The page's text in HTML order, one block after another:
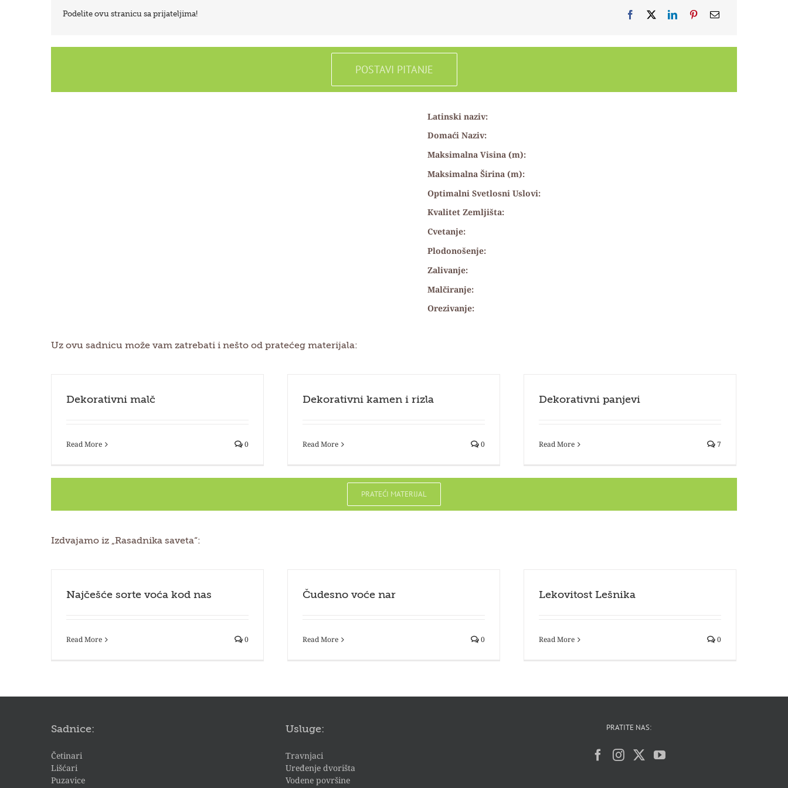
Podelite ovu stranicu sa prijateljima!
POSTAVI PITANJE
Latinski naziv:
Domaći Naziv:
Maksimalna Visina (m):
Maksimalna Širina (m):
Optimalni Svetlosni Uslovi:
Kvalitet Zemljišta:
Cvetanje:
Plodonošenje:
Zalivanje:
Malčiranje:
Orezivanje:
Uz ovu sadnicu može vam zatrebati i nešto od pratećeg materijala:
Dekorativni malč
Read More 0
Dekorativni kamen i rizla
Read More 0
Dekorativni panjevi
Read More 7
PRATEĆI MATERIJAL
Izdvajamo iz „Rasadnika saveta“:
Najčešće sorte voća kod nas
Read More 0
Čudesno voće nar
Read More 0
Lekovitost Lešnika
Read More 0
Sadnice:
Četinari
Lišćari
Puzavice
Usluge:
Travnjaci
Uređenje dvorišta
Vodene površine
PRATITE NAS: